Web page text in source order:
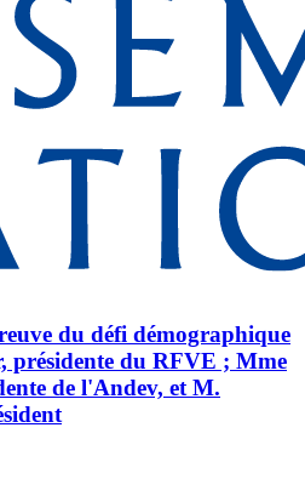
du défi démographique
présidente du RFVE ; Mme
de l'Andev, et M.